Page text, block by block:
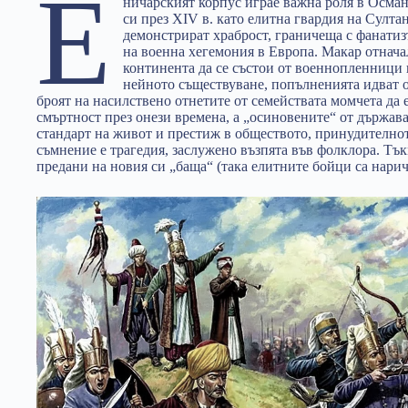
Е
си през XIV в. като елитна гвардия на
демонстрират храброст, граничеща с
на военна хегемония в Европа. Макар
континента да се състои от военнопленници
нейното съществуване, попълненията
броят на насилствено отнетите от семействата момчета
смъртност през онези времена, а „осиновените“ от
стандарт на живот и престиж в обществото,
съмнение е трагедия, заслужено възпята във фолклора.
предани на новия си „баща“ (така елитните бойци са